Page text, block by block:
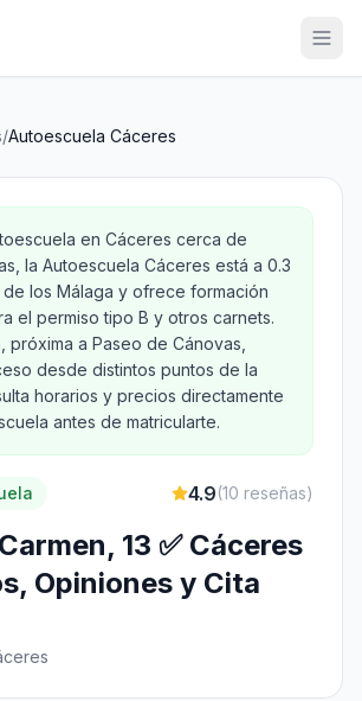
/Autoescuela Cáceres
en Cáceres cerca de
la Autoescuela Cáceres está a 0.3
los Málaga y ofrece formación
el permiso tipo B y otros carnets.
próxima a Paseo de Cánovas,
desde distintos puntos de la
horarios y precios directamente
antes de matricularte.
4.9(10 reseñas)
13 ✅ Cáceres
Opiniones y Cita